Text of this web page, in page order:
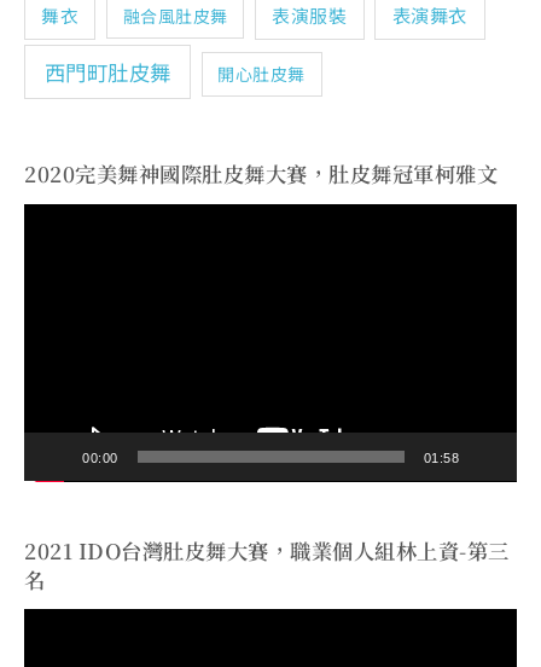
舞衣 融合風肚皮舞 表演服裝 表演舞衣
西門町肚皮舞 開心肚皮舞
2020完美舞神國際肚皮舞大賽，肚皮舞冠軍柯雅文
00:00 01:58
2021 IDO台灣肚皮舞大賽，職業個人組林上資-第三
名